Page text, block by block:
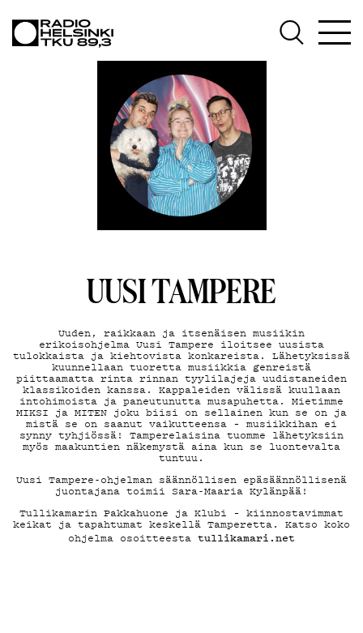
OHJELMAT
TEKIJÄT
ON-
DEMAND
PODCAST
MAINOSTA
UUSI TAMPERE
Uuden, raikkaan ja itsenäisen musiikin
erikoisohjelma Uusi Tampere iloitsee uusista
tulokkaista ja kiehtovista konkareista. Lähetyksissä
kuunnellaan tuoretta musiikkia genreistä
piittaamatta rinta rinnan tyylilajeja uudistaneiden
klassikoiden kanssa. Kappaleiden välissä kuullaan
intohimoista ja paneutunutta musapuhetta. Mietimme
MIKSI ja MITEN joku biisi on sellainen kun se on ja
mistä se on saanut vaikutteensa – musiikkihan ei
synny tyhjiössä! Tamperelaisina tuomme lähetyksiin
myös maakuntien näkemystä aina kun se luontevalta
tuntuu.
Uusi Tampere-ohjelman säännöllisen epäsäännöllisenä
juontajana toimii Sara-Maaria Kylänpää!
Tullikamarin Pakkahuone ja Klubi – kiinnostavimmat
keikat ja tapahtumat keskellä Tamperetta. Katso koko
ohjelma osoitteesta tullikamari.net